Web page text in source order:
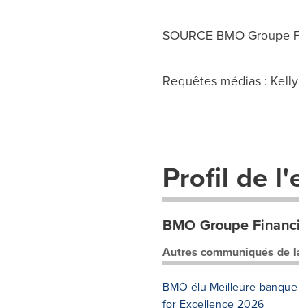
SOURCE BMO Groupe
Requêtes médias :
Profil de
BMO Groupe
Autres communiqués de
BMO élu Meilleure
for Excellence 2026